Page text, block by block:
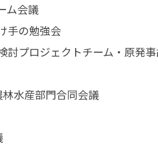
ム会議
手の勉強会
プロジェクトチーム・原発
水産部門合同会議